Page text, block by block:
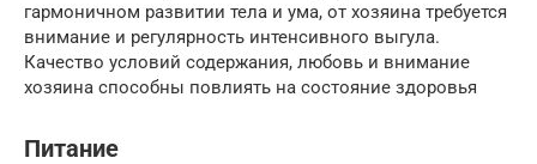
гармоничном развитии тела и ума, от хозяина требуется
внимание и регулярность интенсивного выгула.
Качество условий содержания, любовь и внимание
хозяина способны повлиять на состояние здоровья
Питание